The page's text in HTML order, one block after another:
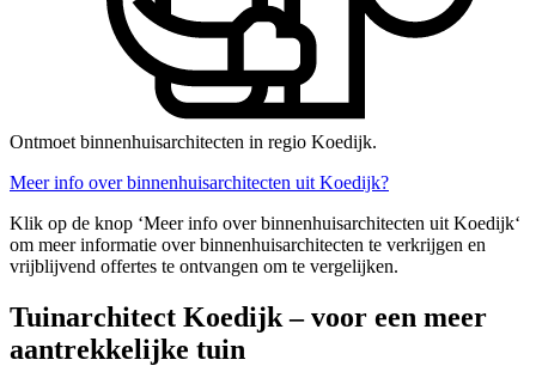
Ontmoet binnenhuisarchitecten in regio Koedijk.
Meer info over binnenhuisarchitecten uit Koedijk?
Klik op de knop ‘Meer info over binnenhuisarchitecten uit Koedijk‘
om meer informatie over binnenhuisarchitecten te verkrijgen en
vrijblijvend offertes te ontvangen om te vergelijken.
Tuinarchitect Koedijk – voor een meer
aantrekkelijke tuin